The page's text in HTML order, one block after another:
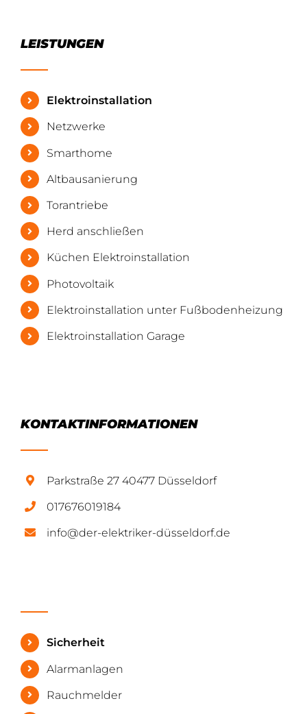
LEISTUNGEN
Elektroinstallation
Netzwerke
Smarthome
Altbausanierung
Torantriebe
Herd anschließen
Küchen Elektroinstallation
Photovoltaik
Elektroinstallation unter Fußbodenheizung
Elektroinstallation Garage
KONTAKTINFORMATIONEN
Parkstraße 27 40477 Düsseldorf
017676019184
info@der-elektriker-düsseldorf.de
Sicherheit
Alarmanlagen
Rauchmelder